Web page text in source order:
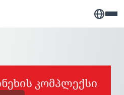
კომპლექსი